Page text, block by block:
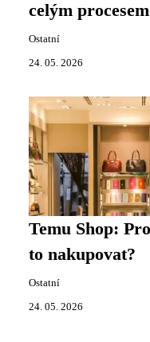
celým procesem
Ostatní
24. 05. 2026
Temu Shop:
to nakupovat?
Ostatní
24. 05. 2026